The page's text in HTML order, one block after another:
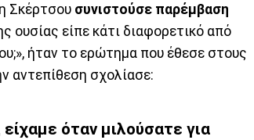
Σκέρτσου συνιστούσε παρέμβαση
ουσίας είπε κάτι διαφορετικό από
ήταν το ερώτημα που έθεσε στους
αντεπίθεση σχολίασε:
όταν μιλούσατε για